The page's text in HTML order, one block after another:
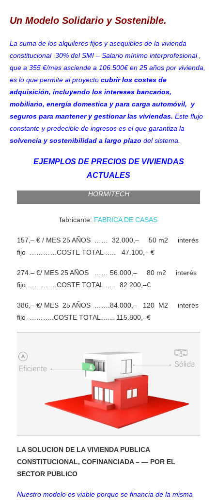
Un Modelo Solidario y Sostenible.
La suma de los alquileres fijos y asequibles de la vivienda
constitucional 30% delSMI – Salario mínimo interprofesional ,
que a 355 €/mes asciende a 106.500€ en 25 años por vivienda,
es lo que permite al proyecto cubrir los costes de
adquisición, incluyendo los intereses bancarios,
mobiliario, energía domestica y para carga automóvil, y
seguros para mantener y gestionar las viviendas. Este flujo
constante y predecible de ingresos es el que garantiza la
solvencia y sostenibilidad a largo plazo del sistema.
EJEMPLOS DE PRECIOS DE VIVIENDAS
ACTUALES
HORMITECH
fabricante: FABRICA DE CASAS
157,– € / MES 25 AÑOS …… 32.000,– 50 m2 interés
fijo …………COSTE TOTAL ….. 47.100,– €
274.– €/ MES 25 AÑOS …… 56.000,– 80 m2 interés
fijo ………….COSTE TOTAL ….. 82.200,–€
386,– €/ MES 25 AÑOS …….84.000,– 120 M2 interés
fijo ………..COSTE TOTAL…… 115.800,–€
LA SOLUCION DE LA VIVIENDA PUBLICA
CONSTITUCIONAL, COFINANCIADA – — POR EL
SECTOR PUBLICO
Nuestro modelo es viable porque se financia de la misma